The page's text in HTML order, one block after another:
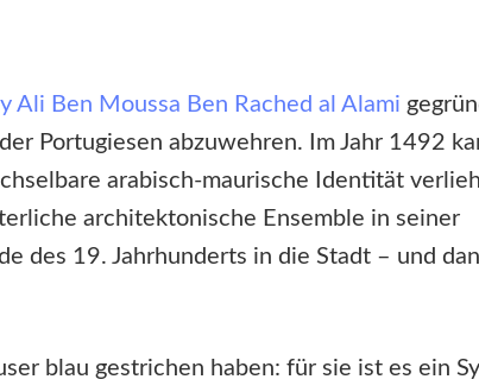
Ali Ben Moussa Ben Rached al Alami
Portugiesen abzuwehren. Im Jahr 1492
arabisch-maurische Identität
architektonische Ensemble in seiner
des 19. Jahrhunderts in die Stadt – und
blau gestrichen haben: für sie ist es ein